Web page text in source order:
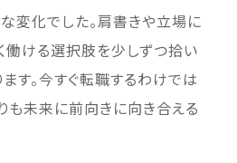
変化でした。肩書きや立場に
働ける選択肢を少しずつ拾い
す。今すぐ転職するわけでは
も未来に前向きに向き合える